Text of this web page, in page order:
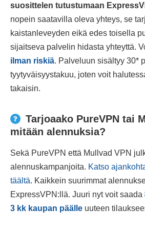
suosittelen tutustumaan
nopein saatavilla oleva yhteys, se
kaistanleveyden eikä edes toisella
sijaitseva palvelin hidasta yhteyttä.
ilman riskiä. Palveluun sisältyy 30*
tyytyväisyystakuu, joten voit
takaisin.
Tarjoaako PureVPN tai
mitään alennuksia?
Sekä PureVPN että Mullvad VPN
alennuskampanjoita. Katso
täältä. Kaikkein suurimmat
ExpressVPN:llä. Juuri nyt voit saada
3 kk kaupan päälle uuteen